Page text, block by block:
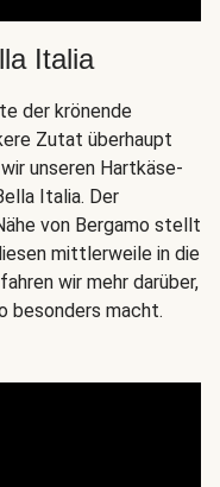
Italia
der krönende
Zutat überhaupt
unseren Hartkäse-
Italia. Der
von Bergamo stellt
mittlerweile in die
wir mehr darüber,
besonders macht.